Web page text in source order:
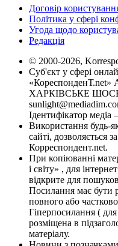
Договір
Політика у сфері
Угода щодо
Редакція
© 2000-2026,
Суб'єкт у сфері
«КореспонденТ.net»
ХАРКІВСЬКЕ ШОСЕ,
Ідентифікатор медіа
Використання будь-
сайті, дозволяється
Корреспондент.net.
При копіюванні
і світу» , для
відкрите для
Посилання має бути
повного або
Гіперпосилання (
розміщена в
матеріалу.